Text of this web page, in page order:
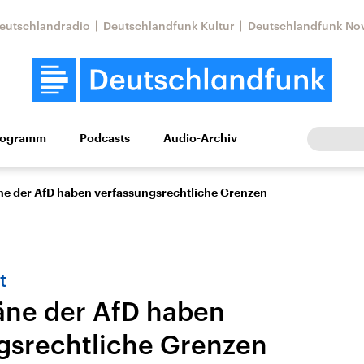
Deutschlandfunk Kultur Deutschlandfunk
Wissen Kultur Europa
Beiträge,
Nahostkonflikt
Aktuelle Lage und
Iran
Aktuelle Lage und
Podcasts Audio-Archiv
der AfD haben verfassungsrechtliche Grenzen
der AfD haben
Grenzen